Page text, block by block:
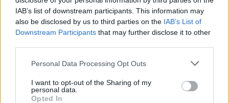
IAB’s list of downstream participants. This information may
also be disclosed by us to third parties on the IAB’s List of
Downstream Participants that may further disclose it to other
Personal Data Processing Opt Outs
I want to opt-out of the Sharing of my
personal data.
Opted In